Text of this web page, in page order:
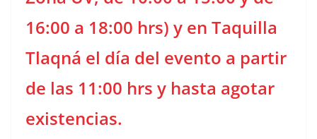
16:00 a 18:00 hrs) y en Taquilla
Tlaqná el día del evento a partir
de las 11:00 hrs y hasta agotar
existencias.